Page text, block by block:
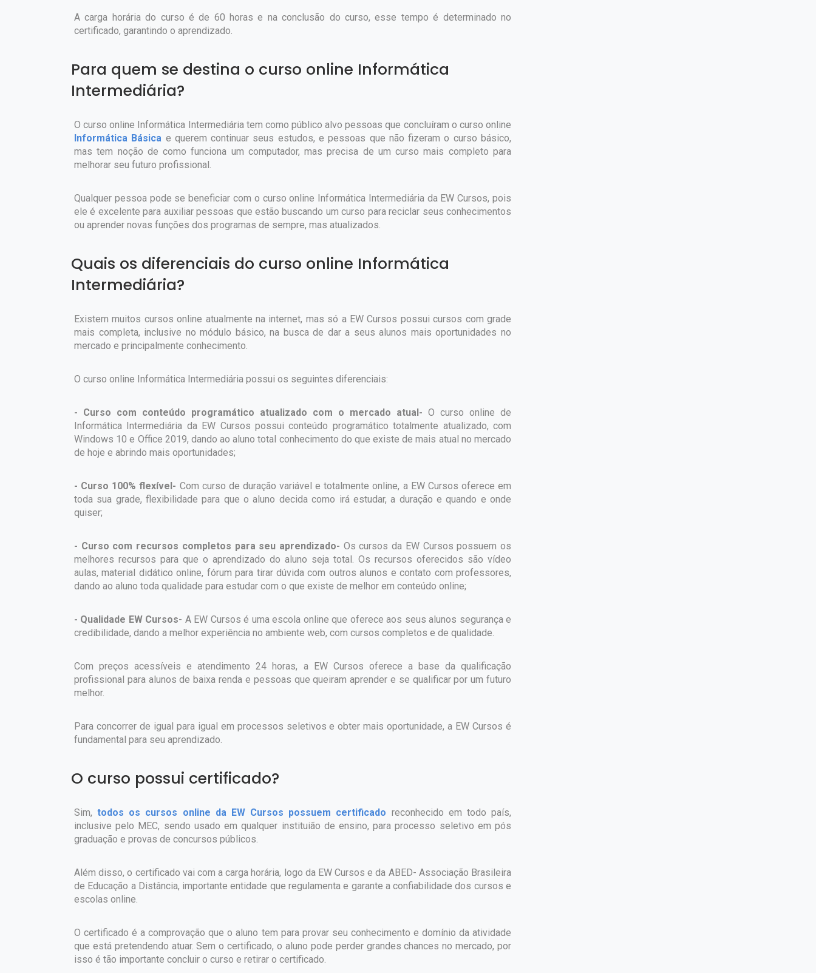
A carga horária do curso é de 60 horas e na conclusão do curso, esse tempo é determinado no
certificado, garantindo o aprendizado.
Para quem se destina o curso online Informática
Intermediária?
O curso online Informática Intermediária tem como público alvo pessoas que concluíram o curso online
Informática Básica e querem continuar seus estudos, e pessoas que não fizeram o curso básico,
mas tem noção de como funciona um computador, mas precisa de um curso mais completo para
melhorar seu futuro profissional.
Qualquer pessoa pode se beneficiar com o curso online Informática Intermediária da EW Cursos, pois
ele é excelente para auxiliar pessoas que estão buscando um curso para reciclar seus conhecimentos
ou aprender novas funções dos programas de sempre, mas atualizados.
Quais os diferenciais do curso online Informática
Intermediária?
Existem muitos cursos online atualmente na internet, mas só a EW Cursos possui cursos com grade
mais completa, inclusive no módulo básico, na busca de dar a seus alunos mais oportunidades no
mercado e principalmente conhecimento.
O curso online Informática Intermediária possui os seguintes diferenciais:
- Curso com conteúdo programático atualizado com o mercado atual- O curso online de
Informática Intermediária da EW Cursos possui conteúdo programático totalmente atualizado, com
Windows 10 e Office 2019, dando ao aluno total conhecimento do que existe de mais atual no mercado
de hoje e abrindo mais oportunidades;
- Curso 100% flexível- Com curso de duração variável e totalmente online, a EW Cursos oferece em
toda sua grade, flexibilidade para que o aluno decida como irá estudar, a duração e quando e onde
quiser;
- Curso com recursos completos para seu aprendizado- Os cursos da EW Cursos possuem os
melhores recursos para que o aprendizado do aluno seja total. Os recursos oferecidos são vídeo
aulas, material didático online, fórum para tirar dúvida com outros alunos e contato com professores,
dando ao aluno toda qualidade para estudar com o que existe de melhor em conteúdo online;
- Qualidade EW Cursos- A EW Cursos é uma escola online que oferece aos seus alunos segurança e
credibilidade, dando a melhor experiência no ambiente web, com cursos completos e de qualidade.
Com preços acessíveis e atendimento 24 horas, a EW Cursos oferece a base da qualificação
profissional para alunos de baixa renda e pessoas que queiram aprender e se qualificar por um futuro
melhor.
Para concorrer de igual para igual em processos seletivos e obter mais oportunidade, a EW Cursos é
fundamental para seu aprendizado.
O curso possui certificado?
Sim,todos os cursos online da EW Cursos possuem certificado reconhecido em todo país,
inclusive pelo MEC, sendo usado em qualquer instituião de ensino, para processo seletivo em pós
graduação e provas de concursos públicos.
Além disso, o certificado vai com a carga horária, logo da EW Cursos e da ABED- Associação Brasileira
de Educação a Distância, importante entidade que regulamenta e garante a confiabilidade dos cursos e
escolas online.
O certificado é a comprovação que o aluno tem para provar seu conhecimento e domínio da atividade
que está pretendendo atuar. Sem o certificado, o aluno pode perder grandes chances no mercado, por
isso é tão importante concluir o curso e retirar o certificado.